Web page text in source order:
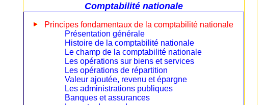
Comptabilité nationale
Principes fondamentaux de la comptabilité nationale
Présentation générale
Histoire de la comptabilité nationale
Le champ de la comptabilité nationale
Les opérations sur biens et services
Les opérations de répartition
Valeur ajoutée, revenu et épargne
Les administrations publiques
Banques et assurances